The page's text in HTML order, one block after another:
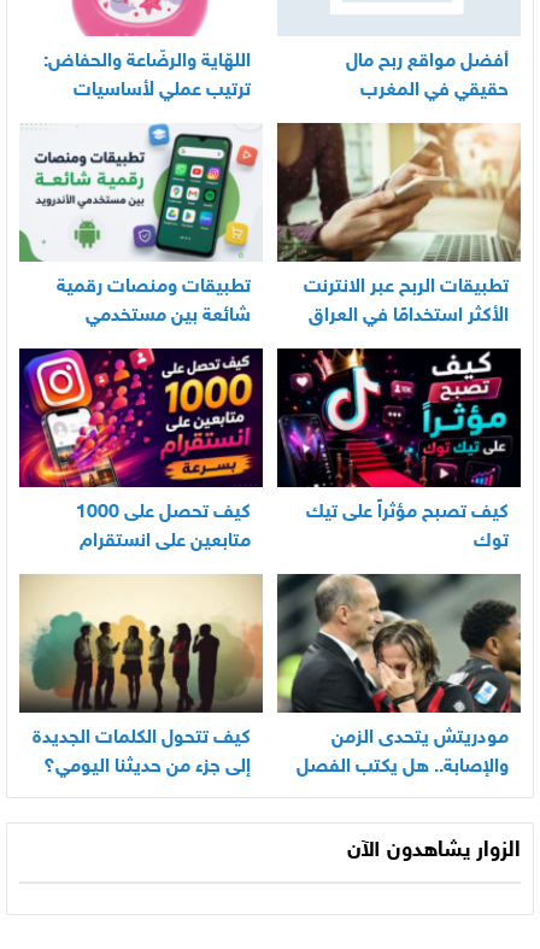
أفضل مواقع ربح مال
حقيقي في المغرب
اللهّاية والرضّاعة والحفاض:
ترتيب عملي لأساسيات
العناية اليومية بالرضيع
تطبيقات الربح عبر الانترنت
الأكثر استخدامًا في العراق
تطبيقات ومنصات رقمية
شائعة بين مستخدمي
الأندرويد
كيف تصبح مؤثراً على تيك
توك
كيف تحصل على 1000
متابعين على انستقرام
بسرعة
مودريتش يتحدى الزمن
والإصابة.. هل يكتب الفصل
الأخير في أسطورته
المونديالية؟
كيف تتحول الكلمات الجديدة
إلى جزء من حديثنا اليومي؟
الزوار يشاهدون الآن